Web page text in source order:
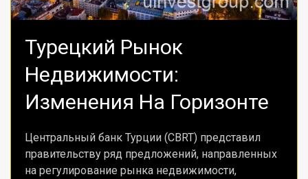
Турецкий Рынок
Недвижимости:
Изменения На Горизонте
Центральный банк Турции (CBRT) представил
правительству ряд предложений, направленных
на регулирование рынка недвижимости,